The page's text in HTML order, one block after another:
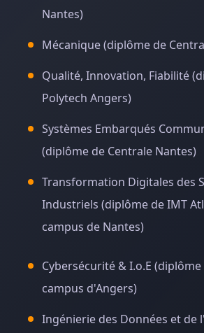
Nantes)
Mécanique (diplôme de
Qualité, Innovation, Fiabilité
Polytech Angers)
Systèmes Embarqués
(diplôme de Centrale Nantes)
Transformation Digitales des
Industriels (diplôme de IMT
campus de Nantes)
Cybersécurité & I.o.E (diplôme
campus d'Angers)
Ingénierie des Données et de